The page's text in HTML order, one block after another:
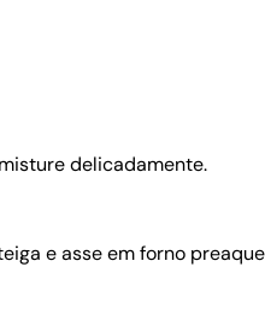
delicadamente.
e asse em forno